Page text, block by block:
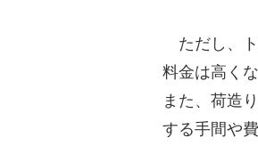
ただし、ト
料金は高く
また、荷造
する手間や